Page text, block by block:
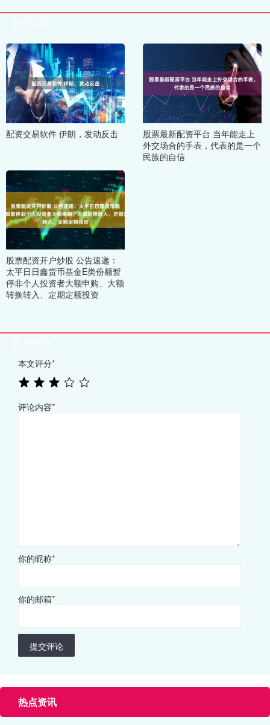
配资交易软件 伊朗，发动反击
股票最新配资平台 当年能走上
外交场合的手表，代表的是一个
民族的自信
股票配资开户炒股 公告速递：
太平日日鑫货币基金E类份额暂
停非个人投资者大额申购、大额
转换转入、定期定额投资
本文评分*
评论内容*
你的昵称*
你的邮箱*
提交评论
热点资讯